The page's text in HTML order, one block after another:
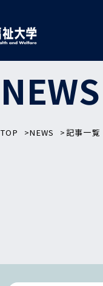
NEWS
TOP NEWS 記事一覧